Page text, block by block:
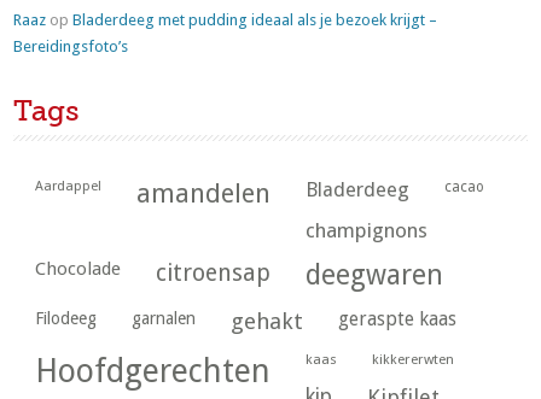
Raaz opBladerdeeg met pudding ideaal als je bezoek krijgt –
Bereidingsfoto’s
Tags
Aardappel amandelen Bladerdeeg cacao
champignons
Chocolade citroensap deegwaren
Filodeeg garnalen gehakt geraspte kaas
Hoofdgerechten kaas kikkererwten